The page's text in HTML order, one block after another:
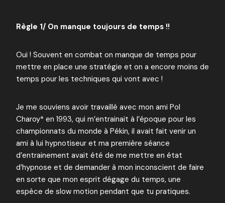
Règle 1/ On manque toujours de temps !!
Oui ! Souvent en combat on manque de temps pour
mettre en place une stratégie et on a encore moins de
temps pour les techniques qui vont avec !
Je me souviens avoir travaillé avec mon ami Pol
Charoy* en 1993, qui m’entrainait à l’époque pour les
championnats du monde à Pékin, il avait fait venir un
ami à lui hypnotiseur et ma première séance
d’entrainement avait été de me mettre en état
d’hypnose et de demander à mon inconscient de faire
en sorte que mon esprit dégage du temps, une
espèce de slow motion pendant que tu pratiques.